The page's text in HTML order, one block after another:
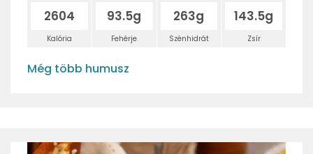
2604
Kalória
93.5g
Fehérje
263g
Szénhidrát
143.5g
Zsír
Még több humusz